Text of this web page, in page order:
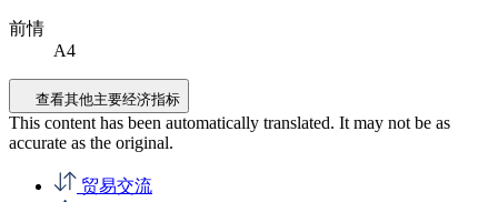
前情
A4
查看其他主要经济指标
This content has been automatically translated. It may not be as
accurate as the original.
贸易交流